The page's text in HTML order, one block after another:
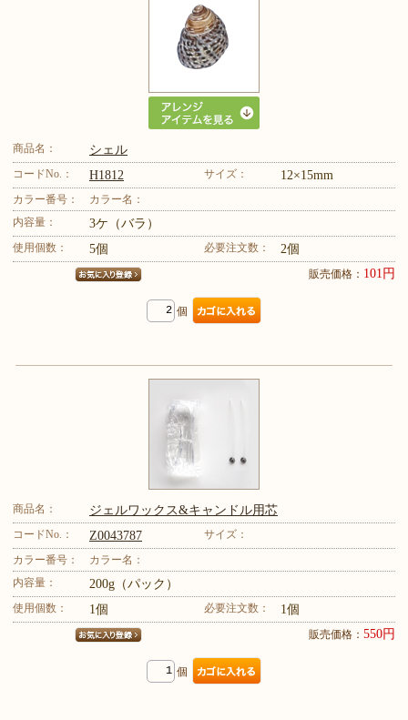
商品名： シェル
コードNo.： H1812 サイズ： 12×15mm
カラー番号：
カラー名：
内容量：
3ケ（バラ）
使用個数： 5個 必要注文数： 2個
販売価格： 101円
個
商品名： ジェルワックス&キャンドル用芯
コードNo.： Z0043787
サイズ：
カラー番号：
カラー名：
内容量：
200g（パック）
使用個数： 1個 必要注文数： 1個
販売価格： 550円
個